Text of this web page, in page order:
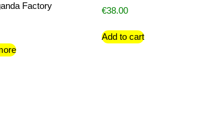
Factory
€38.00
Add to cart